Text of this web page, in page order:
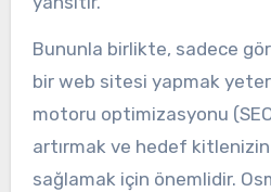
Bununla birlikte, sadece
bir web sitesi yapmak
motoru optimizasyonu
artırmak ve hedef kitlenizin
sağlamak için önemlidir.